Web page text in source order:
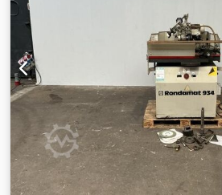
mm (largo x ancho x alto) - Peso de
Paquetes de transporte [ud.]: 1
El precio indicado es más IVA IVA/
deducible para empresarios Entrega
en todo momento para todos los
industrial Lukas van Rossum